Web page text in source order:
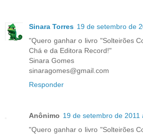
Sinara Torres 19 de setembro de
"Quero ganhar o livro "Solteirões
Chá e da Editora Record!"
Sinara Gomes
sinaragomes@gmail.com
Responder
Anônimo 19 de setembro de 2011
"Quero ganhar o livro "Solteirões